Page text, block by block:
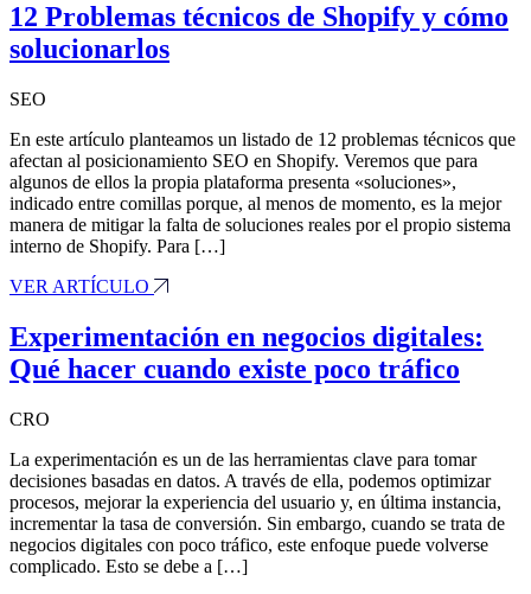
12 Problemas técnicos de Shopify y cómo
solucionarlos
SEO
En este artículo planteamos un listado de 12 problemas técnicos que
afectan al posicionamiento SEO en Shopify. Veremos que para
algunos de ellos la propia plataforma presenta «soluciones»,
indicado entre comillas porque, al menos de momento, es la mejor
manera de mitigar la falta de soluciones reales por el propio sistema
interno de Shopify. Para […]
VER ARTÍCULO
Experimentación en negocios digitales:
Qué hacer cuando existe poco tráfico
CRO
La experimentación es un de las herramientas clave para tomar
decisiones basadas en datos. A través de ella, podemos optimizar
procesos, mejorar la experiencia del usuario y, en última instancia,
incrementar la tasa de conversión. Sin embargo, cuando se trata de
negocios digitales con poco tráfico, este enfoque puede volverse
complicado. Esto se debe a […]